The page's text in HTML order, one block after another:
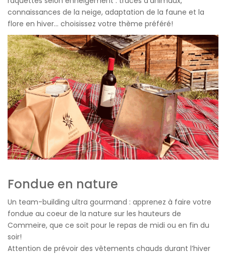
connaissances de la neige, adaptation de la faune et la
flore en hiver… choisissez votre thème préféré!
Fondue en nature
Un team-building ultra gourmand : apprenez à faire votre
fondue au coeur de la nature sur les hauteurs de
Commeire, que ce soit pour le repas de midi ou en fin du
soir!
Attention de prévoir des vêtements chauds durant l’hiver